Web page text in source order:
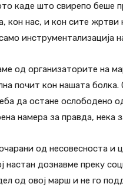
каде што свирепо беше
кон нас, и кон сите
инструментализација
од организаторите на
почит кон нашата
да остане ослободено
намера за правда, нека
од несовесноста и
настан дознавме преку
од овој марш и не го